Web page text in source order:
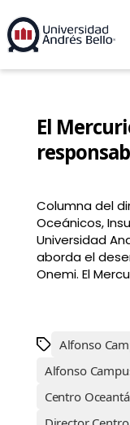
El
Columna del
Oceánicos,
Universidad
aborda el
Onemi. El
Alfonso
Alfonso
Centro